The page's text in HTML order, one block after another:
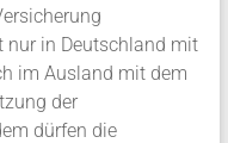
nur in Deutschland mit
im Ausland mit dem
der
dürfen die